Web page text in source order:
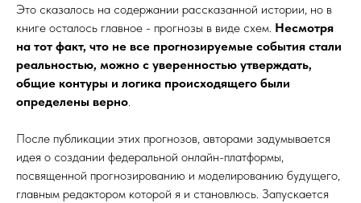
Это сказалось на содержании рассказанной истории, но в
книге осталось главное - прогнозы в виде схем. Несмотря
на тот факт, что не все прогнозируемые события стали
реальностью, можно с уверенностью утверждать,
общие контуры и логика происходящего были
определены верно
После публикации этих прогнозов, авторами задумывается
идея о создании федеральной онлайн-платформы,
посвященной прогнозированию и моделированию будущего,
главным редактором которой я и становлюсь. Запускается